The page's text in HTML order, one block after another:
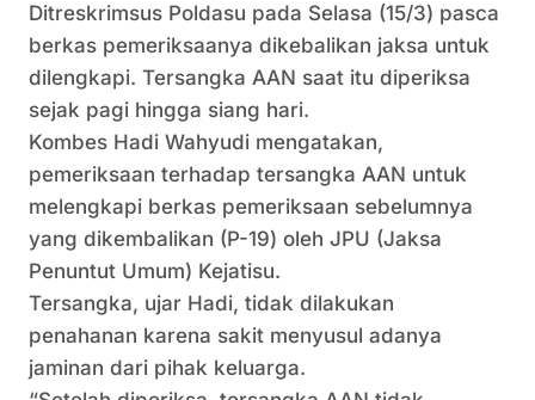
Ditreskrimsus Poldasu pada Selasa (15/3) pasca
berkas pemeriksaanya dikebalikan jaksa untuk
dilengkapi. Tersangka AAN saat itu diperiksa
sejak pagi hingga siang hari.
Kombes Hadi Wahyudi mengatakan,
pemeriksaan terhadap tersangka AAN untuk
melengkapi berkas pemeriksaan sebelumnya
yang dikembalikan (P-19) oleh JPU (Jaksa
Penuntut Umum) Kejatisu.
Tersangka, ujar Hadi, tidak dilakukan
penahanan karena sakit menyusul adanya
jaminan dari pihak keluarga.